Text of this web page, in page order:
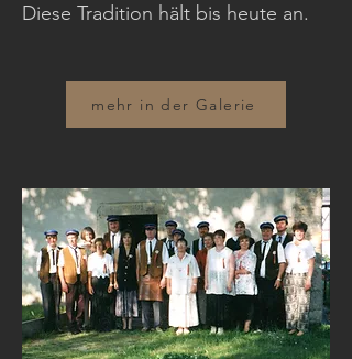
Diese Tradition hält bis heute an.
mehr in der Galerie